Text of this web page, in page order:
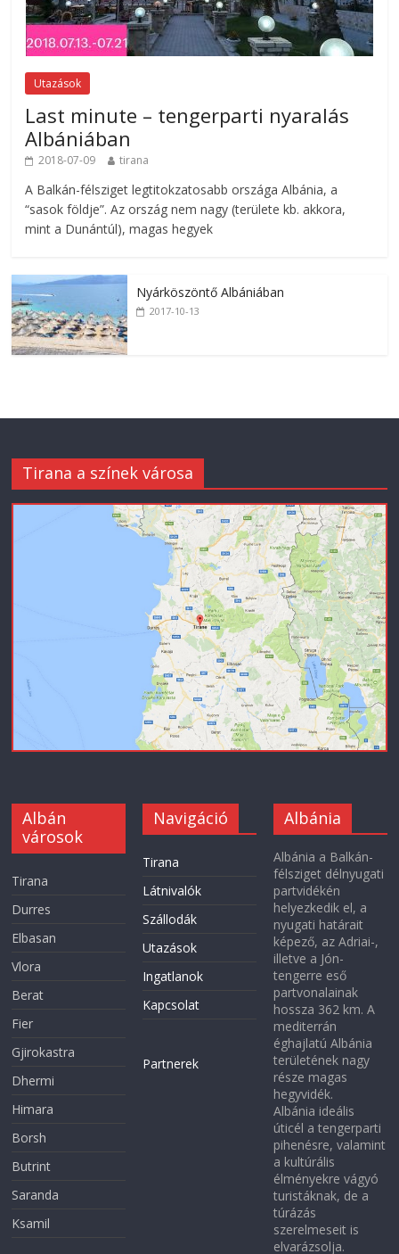
Utazások
Last minute – tengerparti nyaralás
Albániában
2018-07-09 tirana
A Balkán-félsziget legtitokzatosabb országa Albánia, a
“sasok földje”. Az ország nem nagy (területe kb. akkora,
mint a Dunántúl), magas hegyek
Nyárköszöntő Albániában
2017-10-13
Tirana a színek városa
Albán
városok
Tirana
Durres
Elbasan
Vlora
Berat
Fier
Gjirokastra
Dhermi
Himara
Borsh
Butrint
Saranda
Ksamil
Navigáció
Tirana
Látnivalók
Szállodák
Utazások
Ingatlanok
Kapcsolat
Partnerek
Albánia
Albánia a Balkán-
félsziget délnyugati
partvidékén
helyezkedik el, a
nyugati határait
képező, az Adriai-,
illetve a Jón-
tengerre eső
partvonalainak
hossza 362 km. A
mediterrán
éghajlatú Albánia
területének nagy
része magas
hegyvidék.
Albánia ideális
úticél a tengerparti
pihenésre, valamint
a kultúrális
élményekre vágyó
turistáknak, de a
túrázás
szerelmeseit is
elvarázsolja.